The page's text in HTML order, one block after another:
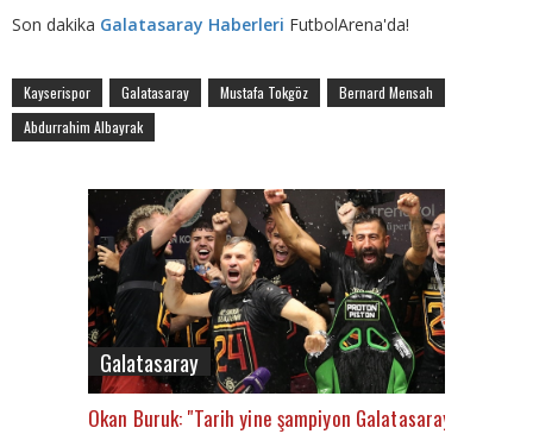
Son dakika Galatasaray Haberleri FutbolArena'da!
Kayserispor Galatasaray Mustafa Tokgöz
Bernard Mensah
Abdurrahim Albayrak
Galatasaray
Okan Buruk: "Tarih yine şampiyon Galatasaray’ı